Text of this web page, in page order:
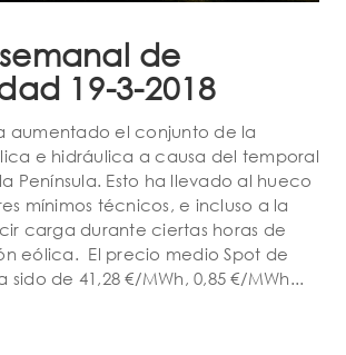
de
19-3-2018
aumentado el conjunto de la
e hidráulica a causa del temporal
Península. Esto ha llevado al hueco
mínimos técnicos, e incluso a la
carga durante ciertas horas de
eólica. El precio medio Spot de
sido de 41,28 €/MWh, 0,85 €/MWh...